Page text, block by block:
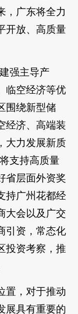
，广东将全力
开放、高质量
强主导产
临空经济等优
围绕新型储
经济、高端装
大力发展新质
支持高质量
省层面外资奖
持广州花都经
大会以及广交
引资，常态化
投资考察，推
置，对于推动
展具有重要的